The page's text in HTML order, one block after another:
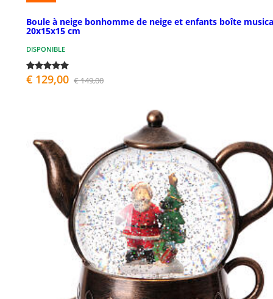
Boule à neige bonhomme de neige et enfants boîte
20x15x15 cm
DISPONIBLE
€ 129,00 € 149,00